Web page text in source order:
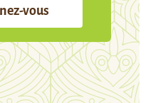
vous